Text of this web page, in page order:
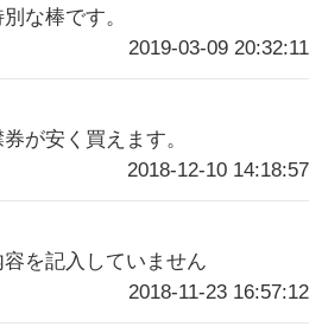
な棒です。
2019-03-09 20:32:11
が安く買えます。
2018-12-10 14:18:57
を記入していません
2018-11-23 16:57:12